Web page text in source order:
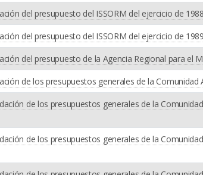
del presupuesto del ISSORM del ejercicio de
del presupuesto del ISSORM del ejercicio de
del presupuesto de la Agencia Regional para el
de los presupuestos generales de la
de los presupuestos generales de la
de los presupuestos generales de la